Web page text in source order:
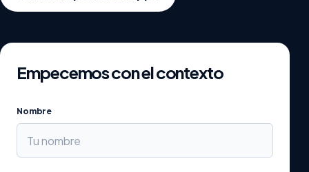
Empecemos con el contexto
Nombre